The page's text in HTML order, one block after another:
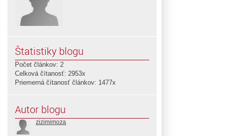
Štatistiky blogu
Počet článkov: 2
Celková čítanosť: 2953x
Priemerná čítanosť článkov: 1477x
Autor blogu
zizimimoza